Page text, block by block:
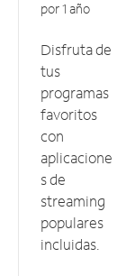
por 1 año
Disfruta de
tus
programas
favoritos
con
aplicacione
s de
streaming
populares
incluidas.